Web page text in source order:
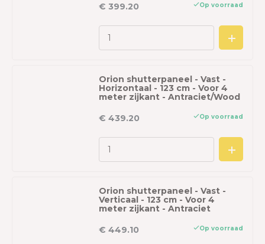
€ 399.20
Op voorraad
Orion shutterpaneel - Vast -
Horizontaal - 123 cm - Voor 4
meter zijkant - Antraciet/Wood
€ 439.20
Op voorraad
Orion shutterpaneel - Vast -
Verticaal - 123 cm - Voor 4
meter zijkant - Antraciet
€ 449.10
Op voorraad